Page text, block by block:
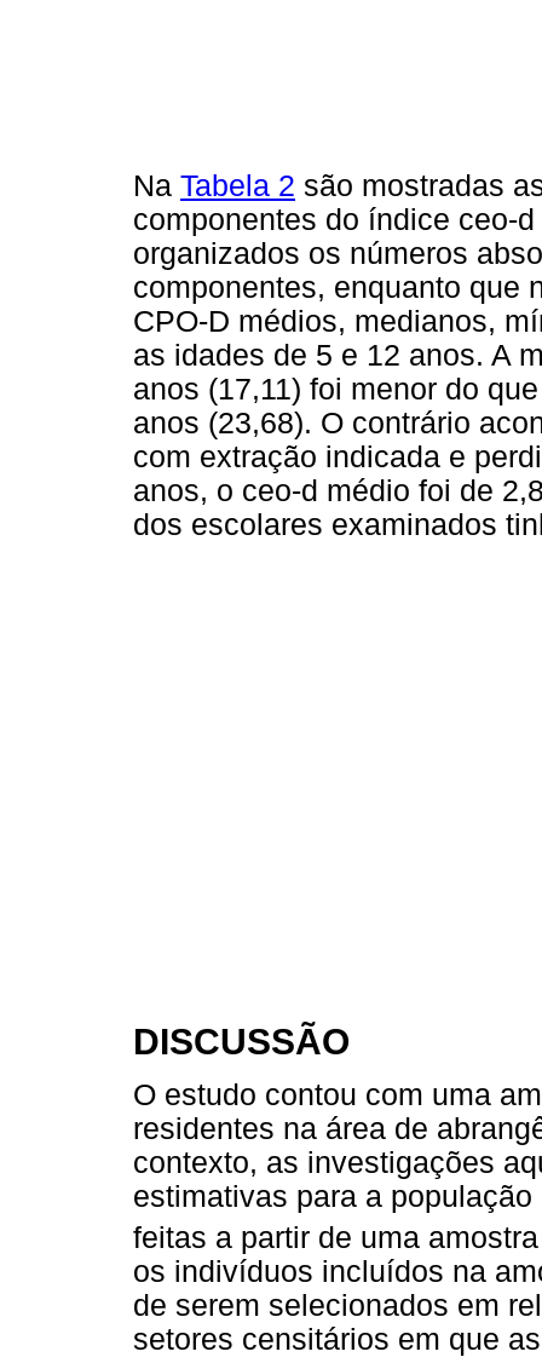
Na Tabela 2 são mostradas
componentes do índice ceo-
organizados os números
componentes, enquanto que
CPO-D médios, medianos,
as idades de 5 e 12 anos. A
anos (17,11) foi menor do
anos (23,68). O contrário
com extração indicada e
anos, o ceo-d médio foi de
dos escolares examinados
DISCUSSÃO
O estudo contou com uma
residentes na área de
contexto, as investigações
estimativas para a
feitas a partir de uma
os indivíduos incluídos na
de serem selecionados em
setores censitários em que